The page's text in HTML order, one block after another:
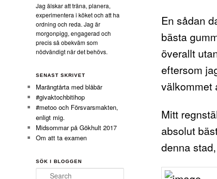
En sådan
bästa
överallt
eftersom
välkommet
Mitt
absolut
denna
Jag älskar att träna, planera,
experimentera i köket och att ha
ordning och reda. Jag är
morgonpigg, engagerad och
precis så obekväm som
nödvändigt när det behövs.
SENAST SKRIVET
Marängtårta med blåbär
#givaktochbitihop
#metoo och Försvarsmakten,
enligt mig.
Midsommar på Gökhult 2017
Om att ta examen
SÖK I BLOGGEN
Search